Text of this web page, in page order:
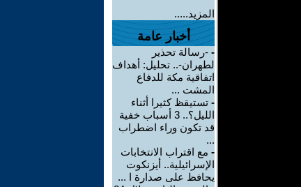
المزيد.....
أخبار عامة
- -رسالة تحذير
لطهران-.. تحليل: أهداف
اتفاقية مكة للدفاع
المشت ...
- تستيقظ كثيرا أثناء
الليل؟.. 3 أسباب خفية
قد تكون وراء اضطراب
...
- مع اقتراب الانتخابات
الإسرائيلية.. أيزنكوت
يحافظ على صدارة ا ...